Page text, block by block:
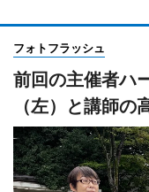
フォトフラッシュ
前回の主催者ハ
（左）と講師の